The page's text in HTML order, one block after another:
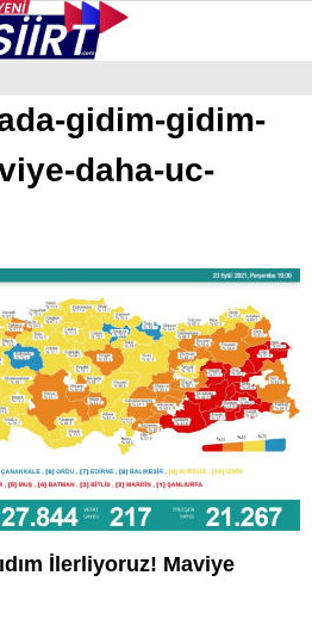
YAZARLAR
gidim-gidim-
daha-uc-
İlerliyoruz! Maviye